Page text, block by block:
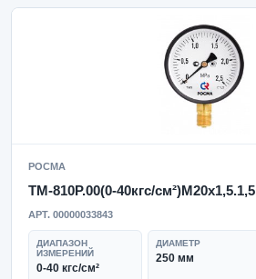
РОСМА
ТМ-810Р.00(0-40кгс/см²)M20x1,5.1,5
АРТ. 00000033843
ДИАПАЗОН
ИЗМЕРЕНИЙ
0-40 кгс/см²
ДИАМЕТР
250 мм